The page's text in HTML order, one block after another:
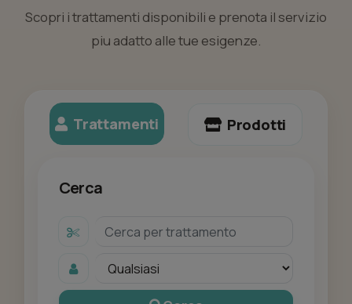
Scopri i trattamenti disponibili e prenota il servizio
piu adatto alle tue esigenze.
Trattamenti Prodotti
Cerca